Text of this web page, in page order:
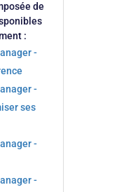
de
:
-
-
ses
-
-